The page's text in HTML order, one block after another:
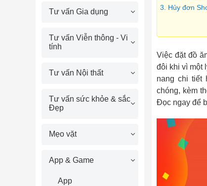
Tư vấn Gia dụng
Tư vấn Viễn thông - Vi
tính
Tư vấn Nội thất
Tư vấn sức khỏe & sắc
Đẹp
Mẹo vặt
App & Game
App
3. Hủy đơn
Việc đặt đồ
đôi khi vì một
nang chi tiết
chóng, kèm
Đọc ngay để